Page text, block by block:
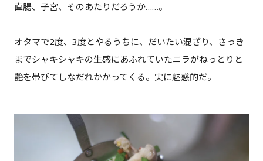
直腸、子宮、そのあたりだろうか……。
オタマで2度、3度とやるうちに、だいたい混ざり、さっき
までシャキシャキの生感にあふれていたニラがねっとりと
艶を帯びてしなだれかかってくる。実に魅惑的だ。